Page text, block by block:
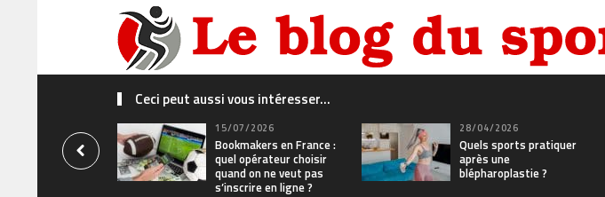
Ceci peut aussi vous intéresser...
15/07/2026
Bookmakers en France :
quel opérateur choisir
quand on ne veut pas
s’inscrire en ligne ?
28/04/2026
Quels sports pratiquer
après une
blépharoplastie ?